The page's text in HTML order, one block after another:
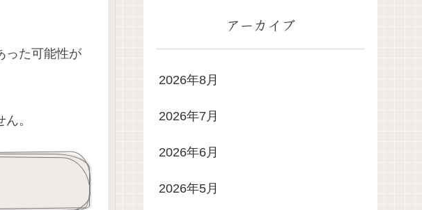
った可能性が
。
アーカイブ
2026年8月
2026年7月
2026年6月
2026年5月